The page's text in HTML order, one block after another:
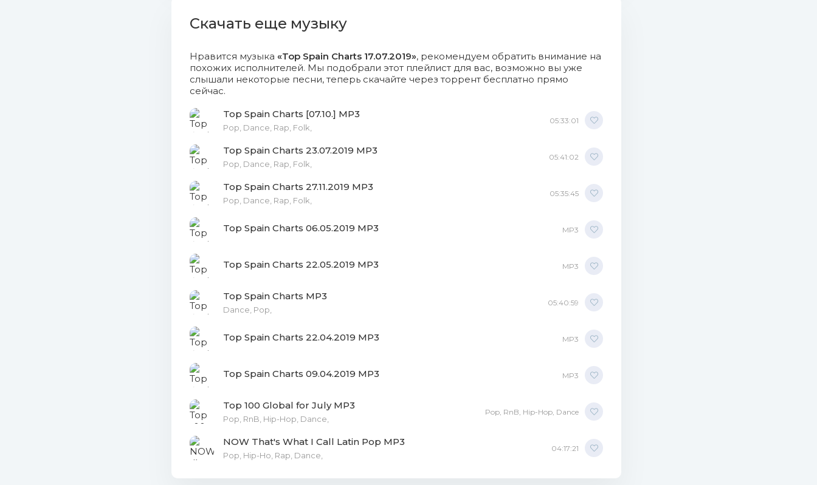
20. Danny Ocean - Swing.mp3 (6.09 Mb)
22. DJ Snake, J. Balvin, Tyga - Loco Contigo.mp3 (7.24 Mb)
23. Ozuna - Baila Baila Baila.mp3 (6.22 Mb)
25. Dalex, Feid, Cazzu, Sech, Khea, Lenny Tavarez, Raf - Pa Mí (Remix).mp3 (13.95
Mb)
28. Sean Paul, J. Balvin - Contra La Pared.mp3 (8.75 Mb)
32. Rosalía - Aute Cuture.mp3 (5.81 Mb)
33. Billie Eilish - bad guy.mp3 (7.58 Mb)
Скачать еще музыку
Нравится музыка «Top Spain Charts 17.07.2019», рекомендуем обратить внимание на
похожих исполнителей. Мы подобрали этот плейлист для вас, возможно вы уже
слышали некоторые песни, теперь скачайте через торрент бесплатно прямо
сейчас.
Top Spain Charts [07.10.] MP3
Pop, Dance, Rap, Folk,
05:33:01
Top Spain Charts 23.07.2019 MP3
Pop, Dance, Rap, Folk,
05:41:02
Top Spain Charts 27.11.2019 MP3
Pop, Dance, Rap, Folk,
05:35:45
Top Spain Charts 06.05.2019 MP3 MP3
Top Spain Charts 22.05.2019 MP3 MP3
Top Spain Charts MP3
Dance, Pop,
05:40:59
Top Spain Charts 22.04.2019 MP3 MP3
Top Spain Charts 09.04.2019 MP3 MP3
Top 100 Global for July MP3
Pop, RnB, Hip-Hop, Dance,
Pop, RnB, Hip-Hop, Dance
NOW That's What I Call Latin Pop MP3
Pop, Hip-Ho, Rap, Dance,
04:17:21